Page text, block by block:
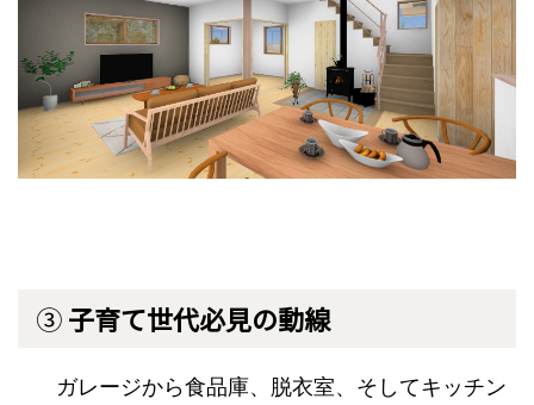
③子育て世代必見の動線
ガレージから食品庫、脱衣室、そしてキッチン